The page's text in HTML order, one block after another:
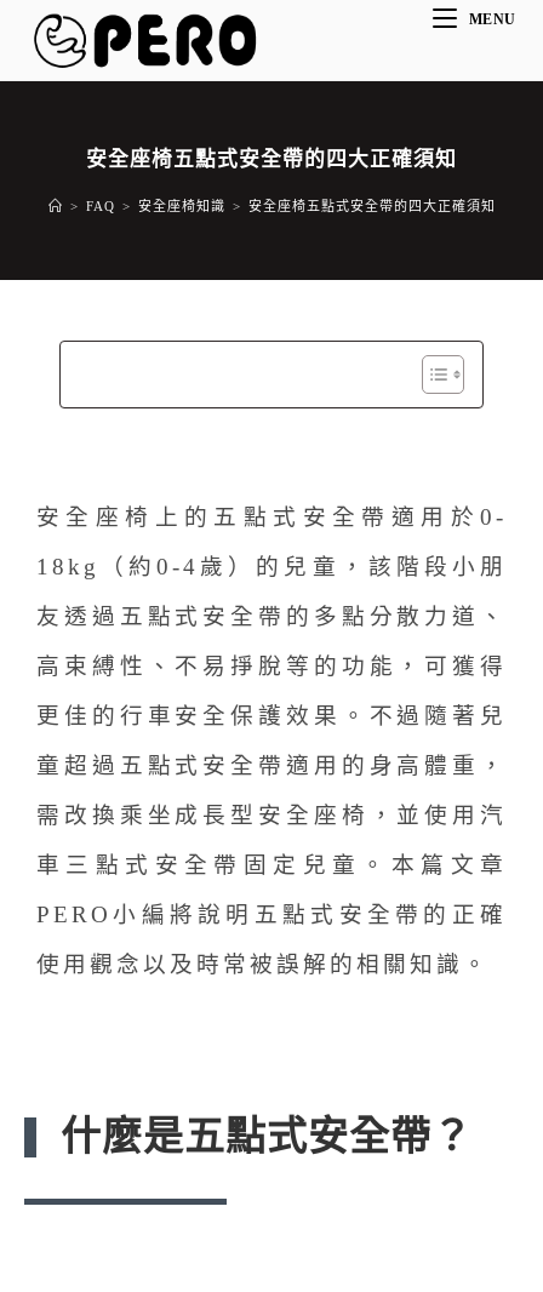
MENU
安全座椅五點式安全帶的四大正確須知
> FAQ > 安全座椅知識 > 安全座椅五點式安全帶的四大正確須知
安全座椅上的五點式安全帶適用於0-
18kg（約0-4歲）的兒童，該階段小朋
友透過五點式安全帶的多點分散力道、
高束縛性、不易掙脫等的功能，可獲得
更佳的行車安全保護效果。不過隨著兒
童超過五點式安全帶適用的身高體重，
需改換乘坐成長型安全座椅，並使用汽
車三點式安全帶固定兒童。本篇文章
PERO小編將說明五點式安全帶的正確
使用觀念以及時常被誤解的相關知識。
什麼是五點式安全帶？